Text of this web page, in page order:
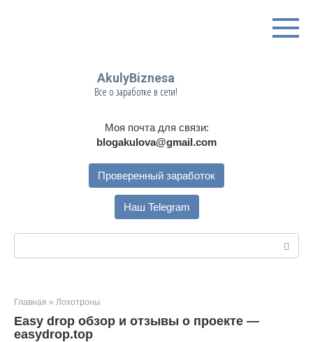
AkulyBiznesa
Все о заработке в сети!
Моя почта для связи:
blogakulova@gmail.com
Проверенный заработок
Наш Telegram
Главная » Лохотроны
Easy drop обзор и отзывы о проекте —
easydrop.top